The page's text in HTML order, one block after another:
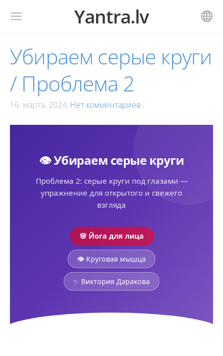
Yantra.lv
Убираем серые круги
/ Проблема 2
16. марта. 2024, Нет комментариев
👁️ Убираем серые круги
Проблема 2: серые круги под глазами —
упражнение для открытого и свежего
взгляда
🌸 Йога для лица
👁️ Круговая мышца
✨ Виктория Даракова